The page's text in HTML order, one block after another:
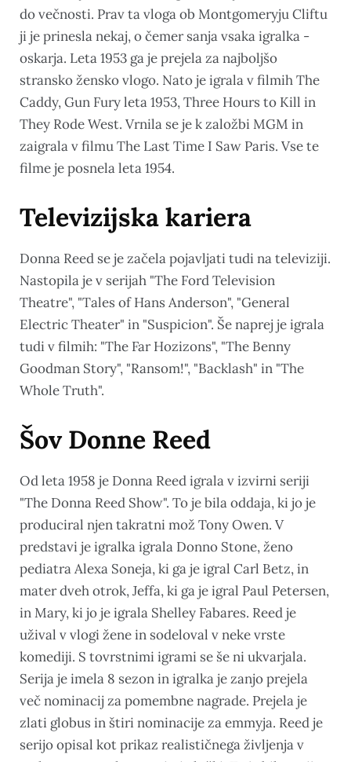
do večnosti. Prav ta vloga ob Montgomeryju Cliftu
ji je prinesla nekaj, o čemer sanja vsaka igralka -
oskarja. Leta 1953 ga je prejela za najboljšo
stransko žensko vlogo. Nato je igrala v filmih The
Caddy, Gun Fury leta 1953, Three Hours to Kill in
They Rode West. Vrnila se je k založbi MGM in
zaigrala v filmu The Last Time I Saw Paris. Vse te
filme je posnela leta 1954.
Televizijska kariera
Donna Reed se je začela pojavljati tudi na televiziji.
Nastopila je v serijah "The Ford Television
Theatre", "Tales of Hans Anderson", "General
Electric Theater" in "Suspicion". Še naprej je igrala
tudi v filmih: "The Far Hozizons", "The Benny
Goodman Story", "Ransom!", "Backlash" in "The
Whole Truth".
Šov Donne Reed
Od leta 1958 je Donna Reed igrala v izvirni seriji
"The Donna Reed Show". To je bila oddaja, ki jo je
produciral njen takratni mož Tony Owen. V
predstavi je igralka igrala Donno Stone, ženo
pediatra Alexa Soneja, ki ga je igral Carl Betz, in
mater dveh otrok, Jeffa, ki ga je igral Paul Petersen,
in Mary, ki jo je igrala Shelley Fabares. Reed je
užival v vlogi žene in sodeloval v neke vrste
komediji. S tovrstnimi igrami se še ni ukvarjala.
Serija je imela 8 sezon in igralka je zanjo prejela
več nominacij za pomembne nagrade. Prejela je
zlati globus in štiri nominacije za emmyja. Reed je
serijo opisal kot prikaz realističnega življenja v